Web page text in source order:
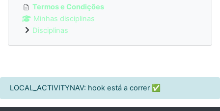
Termos e Condições
Minhas disciplinas
Disciplinas
LOCAL_ACTIVITYNAV: hook está a correr ✅